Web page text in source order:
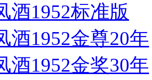
酒1952标准版
酒1952金尊20年
酒1952金奖30年